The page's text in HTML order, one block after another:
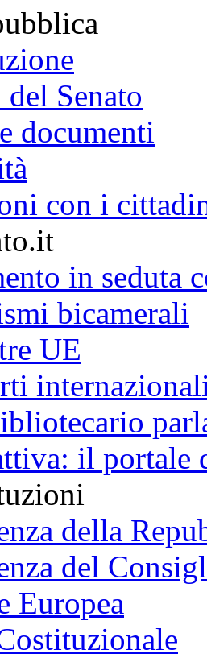
Senato
documenti
con i
in seduta
bicamerali
UE
il portale
della
del
Europea